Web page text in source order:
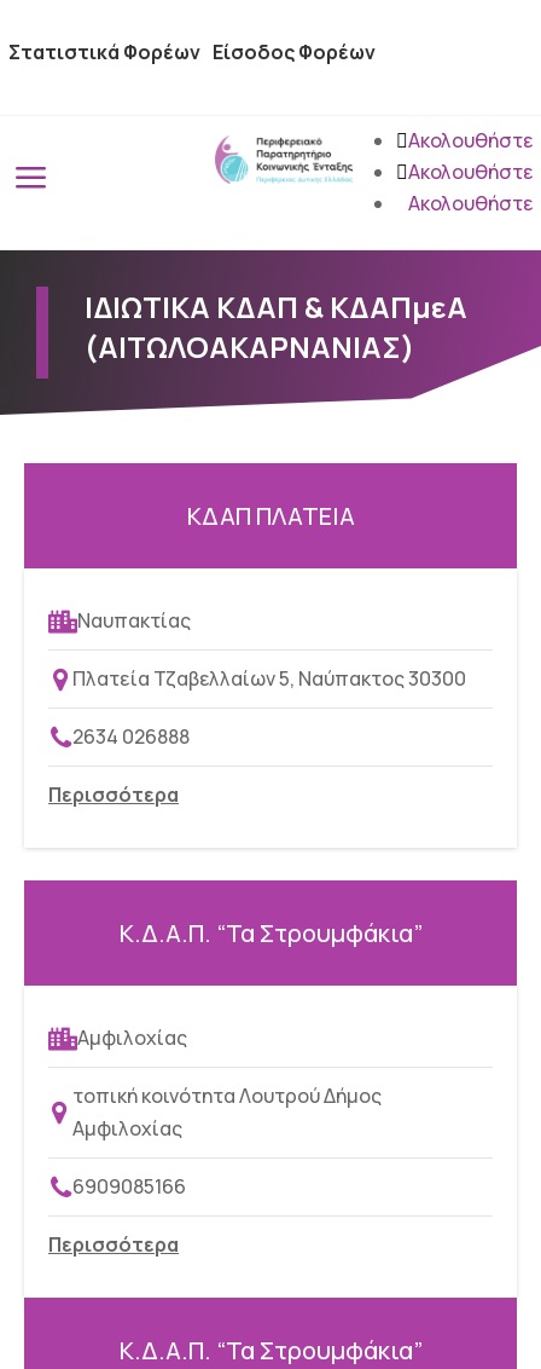
Στατιστικά Φορέων Είσοδος Φορέων
a
Ακολουθήστε
Ακολουθήστε
Ακολουθήστε
ΙΔΙΩΤΙΚΑ ΚΔΑΠ & ΚΔΑΠμεΑ
(ΑΙΤΩΛΟΑΚΑΡΝΑΝΙΑΣ)
ΚΔΑΠ ΠΛΑΤΕΙΑ
Ναυπακτίας
Πλατεία Τζαβελλαίων 5, Ναύπακτος 30300
2634 026888
Περισσότερα
Κ.Δ.Α.Π. “Τα Στρουμφάκια”
Αμφιλοχίας
τοπική κοινότητα Λουτρού Δήμος
Αμφιλοχίας
6909085166
Περισσότερα
Κ.Δ.Α.Π. “Τα Στρουμφάκια”